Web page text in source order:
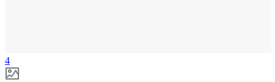
4